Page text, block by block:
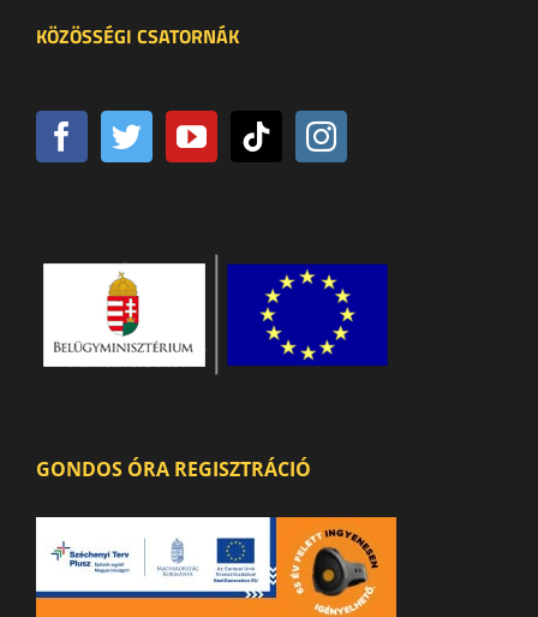
KÖZÖSSÉGI CSATORNÁK
GONDOS ÓRA REGISZTRÁCIÓ